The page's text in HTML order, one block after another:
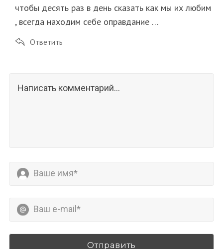
чтобы десять раз в день сказать как мы их любим
, всегда находим себе оправдание …
Ответить